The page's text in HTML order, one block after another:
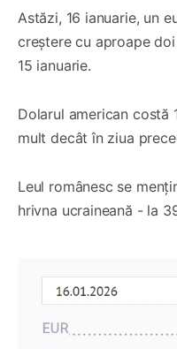
Astăzi, 16 ianuarie, un
creștere cu aproape
15 ianuarie.
Dolarul american costă
mult decât în ziua
Leul românesc se
hrivna ucraineană - la